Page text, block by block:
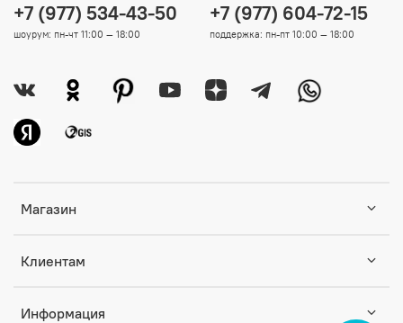
Магазин
Клиентам
Информация
+7 (977) 534-43-50
шоурум: пн-чт 11:00 — 18:00
+7 (977) 604-72-15
поддержка: пн-пт 10:00 — 18:00